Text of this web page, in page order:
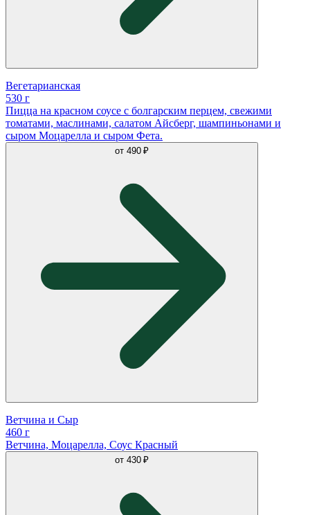
Вегетарианская
530 г
Пицца на красном соусе с болгарским перцем, свежими
томатами, маслинами, салатом Айсберг, шампиньонами и
сыром Моцарелла и сыром Фета.
от 490 ₽
Ветчина и Сыр
460 г
Ветчина, Моцарелла, Соус Красный
от 430 ₽